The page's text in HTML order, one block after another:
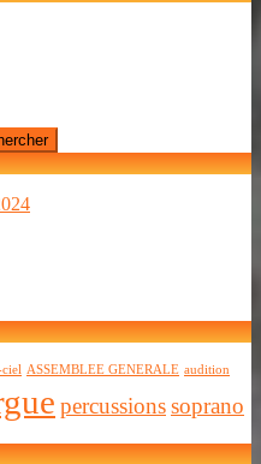
ASSEMBLEE GENERALE audition
percussionssoprano